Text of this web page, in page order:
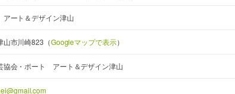
ート＆デザイン津山
山市川崎823（Googleマップで表示）
協会・ポート アート＆デザイン津山